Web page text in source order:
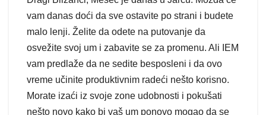
vam danas doći da sve ostavite po strani i budete
malo lenji. Želite da odete na putovanje da
osvežite svoj um i zabavite se za promenu. Ali IEM
vam predlaže da ne sedite besposleni i da ovo
vreme učinite produktivnim radeći nešto korisno.
Morate izaći iz svoje zone udobnosti i pokušati
nešto novo kako bi vaš um ponovo mogao da se